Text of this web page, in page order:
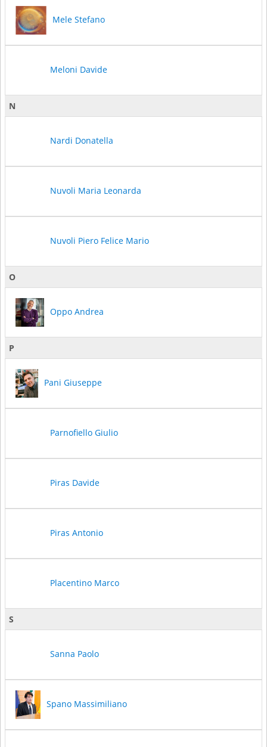
Mele Stefano
Meloni Davide
N
Nardi Donatella
Nuvoli Maria Leonarda
Nuvoli Piero Felice Mario
O
Oppo Andrea
P
Pani Giuseppe
Parnofiello Giulio
Piras Davide
Piras Antonio
Placentino Marco
S
Sanna Paolo
Spano Massimiliano